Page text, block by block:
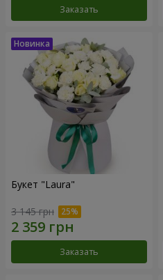
Заказать
Букет "Laura"
3 145 грн
Заказать